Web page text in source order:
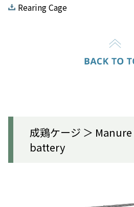
Rearing Cage
成鶏ケージ ＞
battery